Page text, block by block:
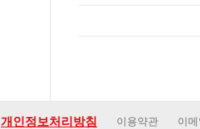
개인정보처리방침 이용약관
이